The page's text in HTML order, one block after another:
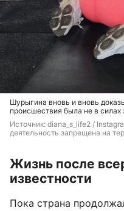
Шурыгина вновь и вновь
происшествия была не в силах
Источник: diana_s_life2 /
деятельность запрещена на
Жизнь после
известности
Пока страна